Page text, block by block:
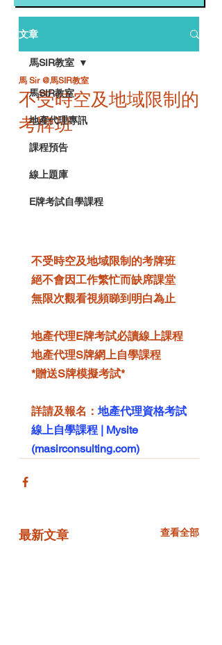
文章
馬SIR教室
地產代理專訊
課程預告
線上題庫
E牌考試自學課程
馬SIR教室
不受時空及地域限制的
考牌班
馬 Sir @馬SIR教室
不受時空及地域限制的考牌班
絕不會因工作繁忙而缺席課堂
無限次觀看視頻睇到明白為止
地產代理E牌考試必讀線上課程
地產代理S牌網上自學課程
*贈送S牌模擬考試*
詳請及報名： 地產代理資格考試
線上自學課程 | Mysite
(masirconsulting.com)
最新文章 查看全部